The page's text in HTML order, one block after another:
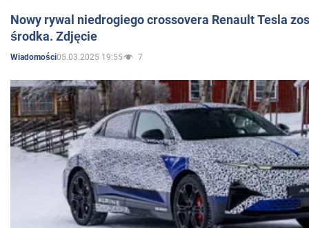
Nowy rywal niedrogiego crossovera Renault Tesla
środka. Zdjęcie
Wiadomości05.03.2025 19:55 7